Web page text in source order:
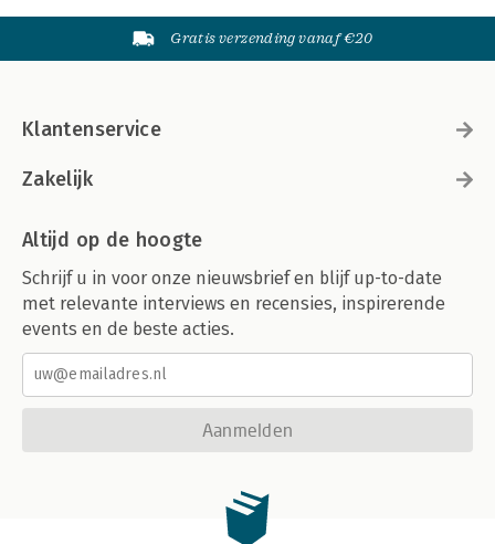
Gratis verzending vanaf €20
Klantenservice
Zakelijk
Altijd op de hoogte
Schrijf u in voor onze nieuwsbrief en blijf up-to-date
met relevante interviews en recensies, inspirerende
events en de beste acties.
Aanmelden